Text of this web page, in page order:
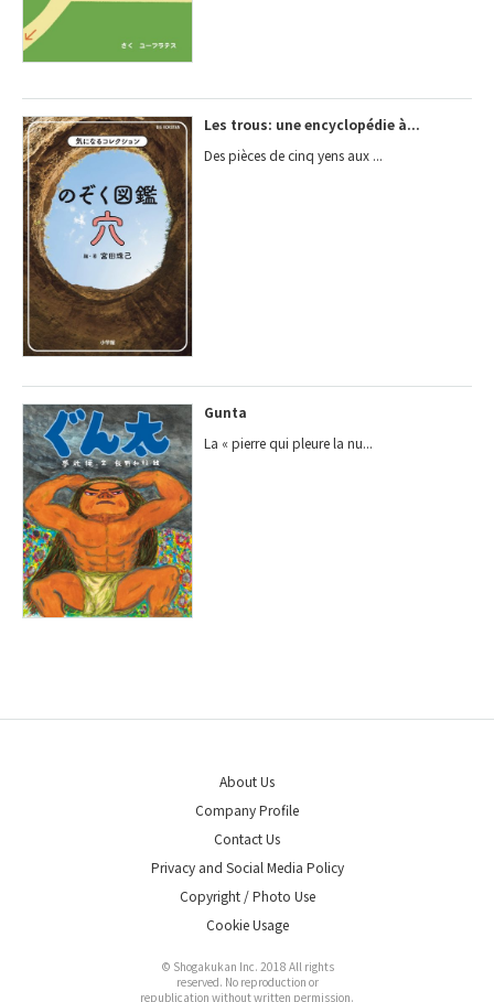
Les trous: une encyclopédie à...
Des pièces de cinq yens aux ...
Gunta
La « pierre qui pleure la nu...
About Us
Company Profile
Contact Us
Privacy and Social Media Policy
Copyright / Photo Use
Cookie Usage
© Shogakukan Inc. 2018 All rights
reserved. No reproduction or
republication without written permission.